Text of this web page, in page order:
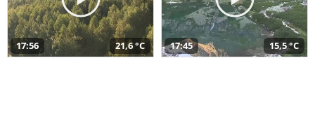
17:56 21,6 °C 17:45 15,5 °C